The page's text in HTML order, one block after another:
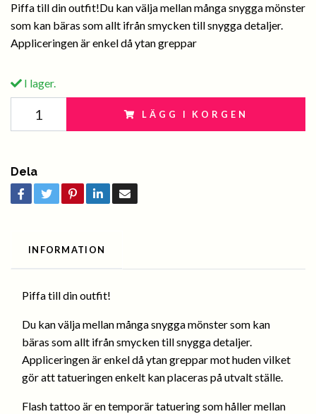
Piffa till din outfit!Du kan välja mellan många snygga mönster
som kan bäras som allt ifrån smycken till snygga detaljer.
Appliceringen är enkel då ytan greppar
I lager.
LÄGG I KORGEN
Dela
INFORMATION
Piffa till din outfit!
Du kan välja mellan många snygga mönster som kan
bäras som allt ifrån smycken till snygga detaljer.
Appliceringen är enkel då ytan greppar mot huden vilket
gör att tatueringen enkelt kan placeras på utvalt ställe.
Flash tattoo är en temporär tatuering som håller mellan